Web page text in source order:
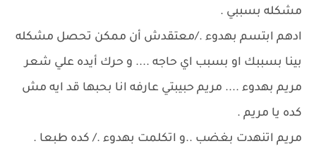
مشكله بسببي .
ادهم ابتسم بهدوء ./معتقدش أن ممكن تحصل مشكله
بينا بسببك او بسبب اي حاجه .... و حرك أيده علي شعر
مريم بهدوء .... مريم حبيبتي عارفه انا بحبها قد ايه مش
كده يا مريم .
مريم اتنهدت بغضب ..و اتكلمت بهدوء ./ كده طبعا .